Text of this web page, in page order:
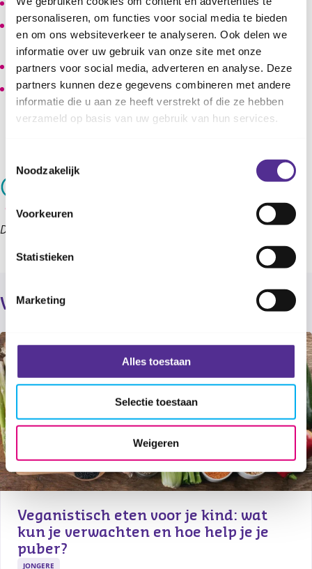
personaliseren, om functies voor social media te bieden
en om ons websiteverkeer te analyseren. Ook delen we
informatie over uw gebruik van onze site met onze
partners voor social media, adverteren en analyse. Deze
partners kunnen deze gegevens combineren met andere
informatie die u aan ze heeft verstrekt of die ze hebben
verzameld op basis van uw gebruik van hun services.
Noodzakelijk
Voorkeuren
Statistieken
Marketing
Alles toestaan
Selectie toestaan
Weigeren
Regelmatig sporten helpt ook om je goed te voelen.
Het helpt daarnaast om psychische klachten, zoals
depressiviteit en angst, te verminderen.
Bovendien is sporten en bewegen ontspannend.
Vaak is het ook goed voor het opbouwen van
vriendschappen. Dit is fijn in een onrustige fase als de
puberteit. Lees hier meer over bewegen in de
Deze informatie is afkomstig uit de
Verder lezen
Veganistisch eten voor je kind: wat
kun je verwachten en hoe help je je
puber?
JONGERE